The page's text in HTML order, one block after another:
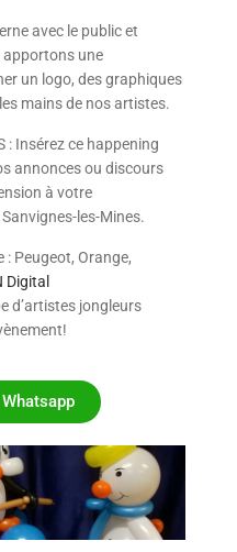
avec le public et
une
un logo, des graphiques
mains de nos artistes.
: Insérez ce happening
annonces ou discours
à votre
les-Mines.
Peugeot, Orange,
Digital
d’artistes jongleurs